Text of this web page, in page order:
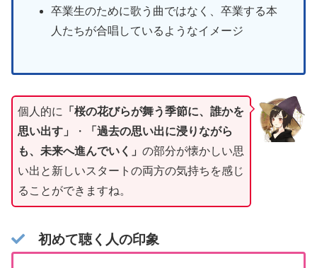
卒業生のために歌う曲ではなく、卒業する本
人たちが合唱しているようなイメージ
個人的に
「桜の花びらが舞う季節に、誰かを
思い出す」
・
「過去の思い出に浸りながら
も、未来へ進んでいく」 の部分が懐かしい思
い出と新しいスタートの両方の気持ちを感じ
ることができますね。
初めて聴く人の印象